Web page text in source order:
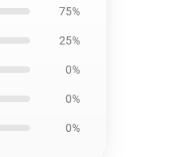
75%
25%
0%
0%
0%